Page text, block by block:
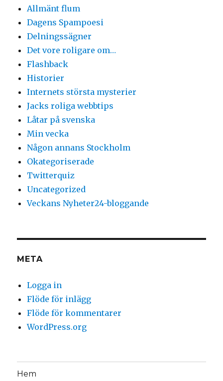
Allmänt flum
Dagens Spampoesi
Delningssägner
Det vore roligare om…
Flashback
Historier
Internets största mysterier
Jacks roliga webbtips
Låtar på svenska
Min vecka
Någon annans Stockholm
Okategoriserade
Twitterquiz
Uncategorized
Veckans Nyheter24-bloggande
META
Logga in
Flöde för inlägg
Flöde för kommentarer
WordPress.org
Hem